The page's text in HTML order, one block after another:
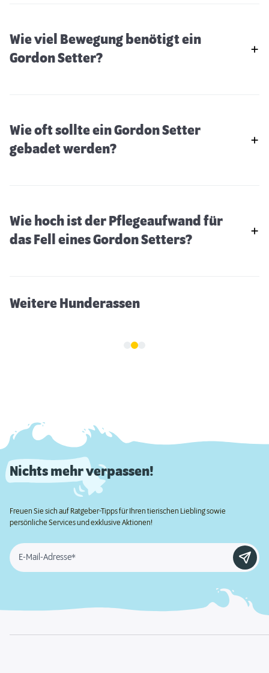
Wie viel Bewegung benötigt ein
Gordon Setter?
Wie oft sollte ein Gordon Setter
gebadet werden?
Wie hoch ist der Pflegeaufwand für
das Fell eines Gordon Setters?
Weitere Hunderassen
Cockapoo
Nichts mehr verpassen!
Freuen Sie sich auf Ratgeber-Tipps für Ihren tierischen Liebling sowie
persönliche Services und exklusive Aktionen!
E-Mail-Adresse*